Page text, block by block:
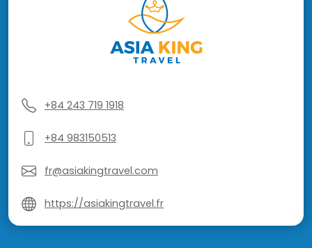
+84 243 719 1918
+84 983150513
fr@asiakingtravel.com
https://asiakingtravel.fr